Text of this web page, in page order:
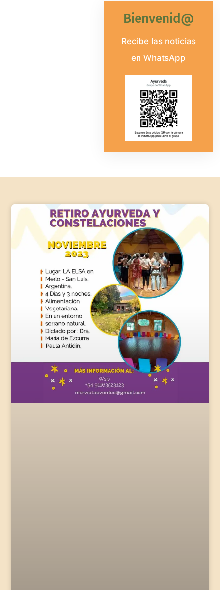
Bienvenid@
Recibe las noticias
en WhatsApp